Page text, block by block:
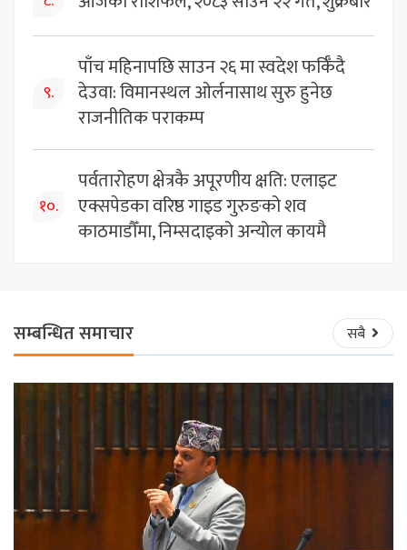
९.
पाँच महिनापछि साउन २६ मा स्वदेश फर्किँदै
देउवा: विमानस्थल ओर्लनासाथ सुरु हुनेछ
राजनीतिक पराकम्प
१०.
पर्वतारोहण क्षेत्रकै अपूरणीय क्षति: एलाइट
एक्सपेडका वरिष्ठ गाइड गुरुङको शव
काठमाडौँमा, निम्सदाइको अन्योल कायमै
सम्बन्धित समाचार सबै